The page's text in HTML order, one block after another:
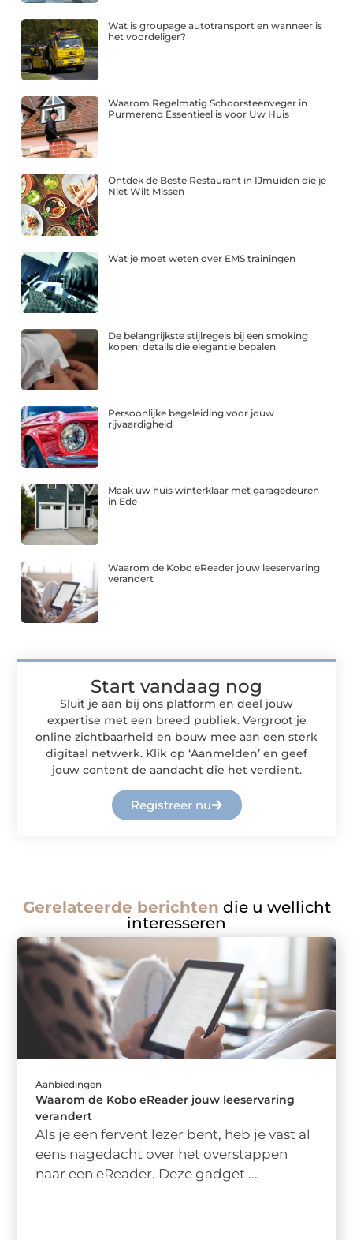
Wat is groupage autotransport en wanneer is
het voordeliger?
Waarom Regelmatig Schoorsteenveger in
Purmerend Essentieel is voor Uw Huis
Ontdek de Beste Restaurant in IJmuiden die je
Niet Wilt Missen
Wat je moet weten over EMS trainingen
De belangrijkste stijlregels bij een smoking
kopen: details die elegantie bepalen
Persoonlijke begeleiding voor jouw
rijvaardigheid
Maak uw huis winterklaar met garagedeuren
in Ede
Waarom de Kobo eReader jouw leeservaring
verandert
Start vandaag nog
Sluit je aan bij ons platform en deel jouw
expertise met een breed publiek. Vergroot je
online zichtbaarheid en bouw mee aan een sterk
digitaal netwerk. Klik op ‘Aanmelden’ en geef
jouw content de aandacht die het verdient.
Registreer nu
Gerelateerde berichten die u wellicht
interesseren
Aanbiedingen
Waarom de Kobo eReader jouw leeservaring
verandert
Als je een fervent lezer bent, heb je vast al
eens nagedacht over het overstappen
naar een eReader. Deze gadget ...